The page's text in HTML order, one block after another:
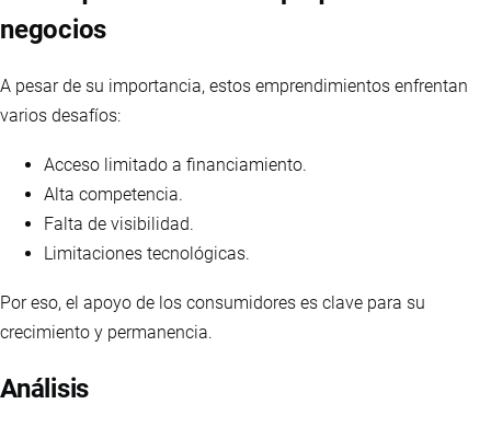
negocios
A pesar de su importancia, estos emprendimientos enfrentan
varios desafíos:
Acceso limitado a financiamiento.
Alta competencia.
Falta de visibilidad.
Limitaciones tecnológicas.
Por eso, el apoyo de los consumidores es clave para su
crecimiento y permanencia.
Análisis